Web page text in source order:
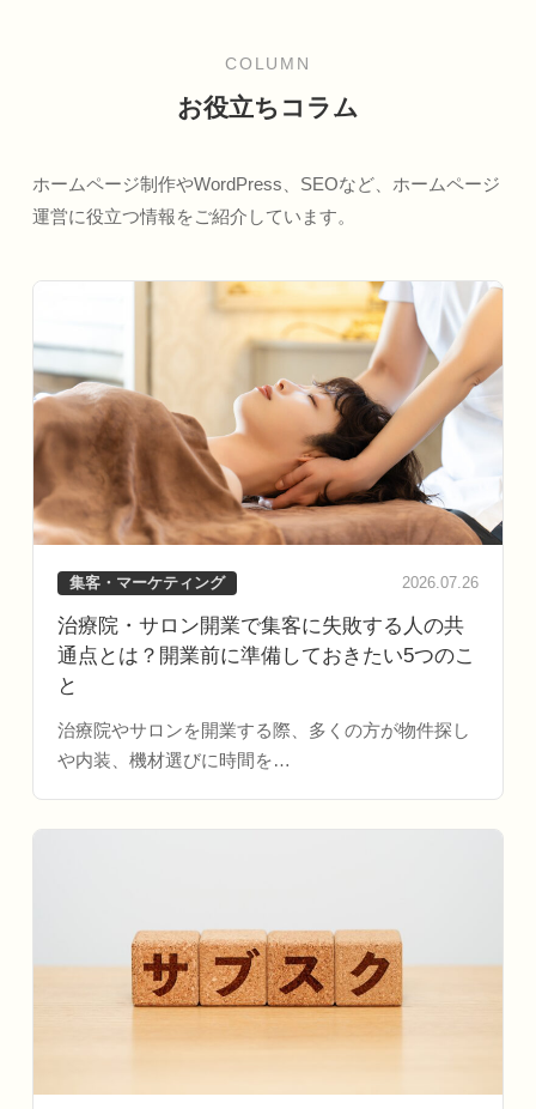
COLUMN
お役立ちコラム
ホームページ制作やWordPress、SEOなど、ホームページ
運営に役立つ情報をご紹介しています。
集客・マーケティング 2026.07.26
治療院・サロン開業で集客に失敗する人の共
通点とは？開業前に準備しておきたい5つのこ
と
治療院やサロンを開業する際、多くの方が物件探し
や内装、機材選びに時間を…